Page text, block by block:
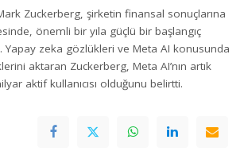
Zuckerberg, şirketin finansal sonuçlarına
önemli bir yıla güçlü bir başlangıç
Yapay zeka gözlükleri ve Meta AI konusunda
aktaran Zuckerberg, Meta AI’nın artık
aktif kullanıcısı olduğunu belirtti.